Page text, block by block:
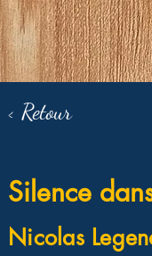
Silence
Nicolas
< Retour